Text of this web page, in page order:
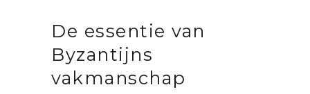
De essentie van
Byzantijns
vakmanschap